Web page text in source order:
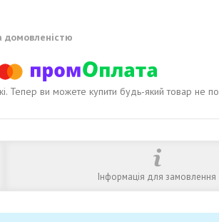
домовленістю
Тепер ви можете купити будь-який товар не
Інформація для замовлення